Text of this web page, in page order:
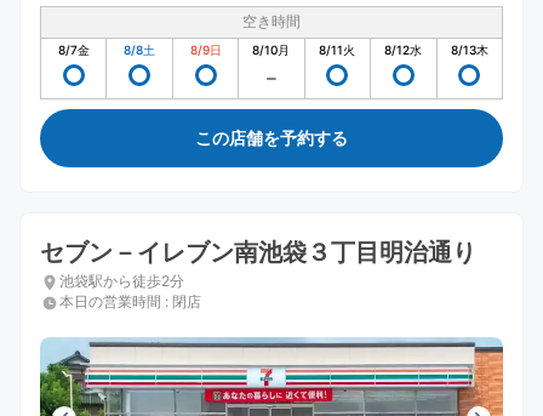
空き時間
8/7金 8/8土 8/9日 8/10月 8/11火 8/12水 8/13木
この店舗を予約する
セブン－イレブン南池袋３丁目明治通り
池袋駅から徒歩2分
本日の営業時間 : 閉店